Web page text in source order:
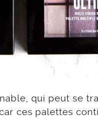
qui peut se
ces palettes